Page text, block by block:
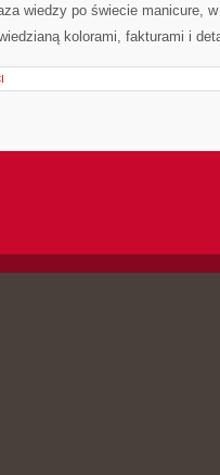
wiedzy po świecie manicure,
kolorami, fakturami i